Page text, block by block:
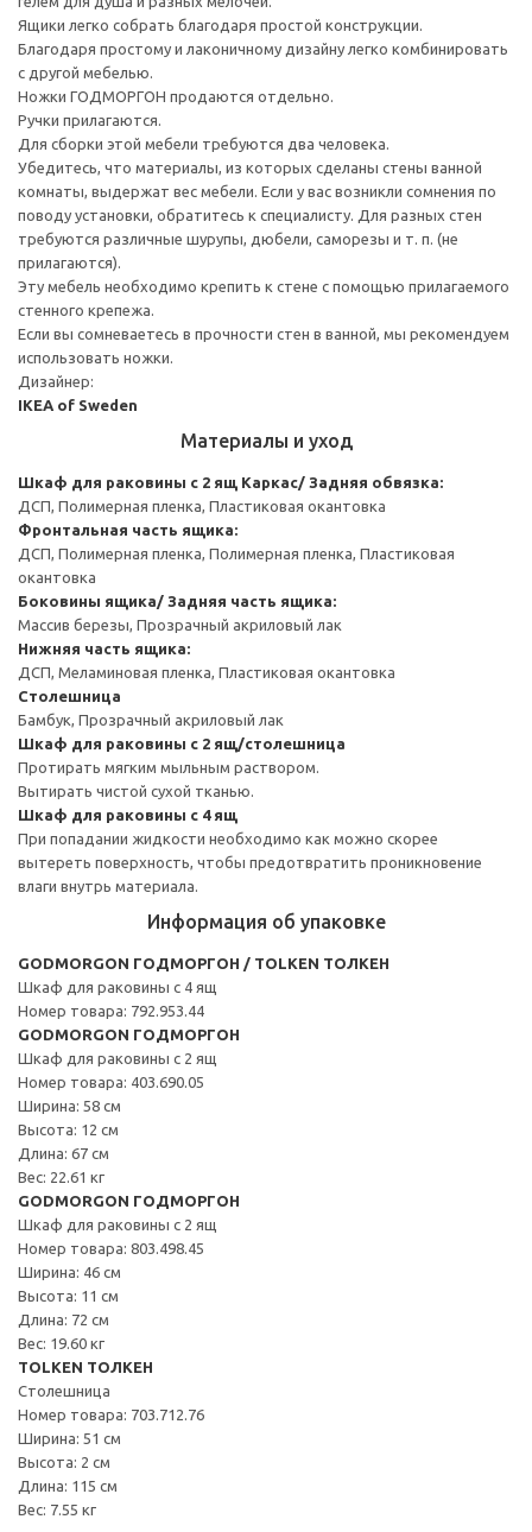
Ящики легко собрать благодаря простой конструкции.
Благодаря простому и лаконичному дизайну легко комбинировать
с другой мебелью.
Ножки ГОДМОРГОН продаются отдельно.
Ручки прилагаются.
Для сборки этой мебели требуются два человека.
Убедитесь, что материалы, из которых сделаны стены ванной
комнаты, выдержат вес мебели. Если у вас возникли сомнения по
поводу установки, обратитесь к специалисту. Для разных стен
требуются различные шурупы, дюбели, саморезы и т. п. (не
прилагаются).
Эту мебель необходимо крепить к стене с помощью прилагаемого
стенного крепежа.
Если вы сомневаетесь в прочности стен в ванной, мы рекомендуем
использовать ножки.
Дизайнер:
IKEA of Sweden
Материалы и уход
Шкаф для раковины с 2 ящ Каркас/ Задняя обвязка:
ДСП, Полимерная пленка, Пластиковая окантовка
Фронтальная часть ящика:
ДСП, Полимерная пленка, Полимерная пленка, Пластиковая
окантовка
Боковины ящика/ Задняя часть ящика:
Массив березы, Прозрачный акриловый лак
Нижняя часть ящика:
ДСП, Меламиновая пленка, Пластиковая окантовка
Столешница
Бамбук, Прозрачный акриловый лак
Шкаф для раковины с 2 ящ/столешница
Протирать мягким мыльным раствором.
Вытирать чистой сухой тканью.
Шкаф для раковины с 4 ящ
При попадании жидкости необходимо как можно скорее
вытереть поверхность, чтобы предотвратить проникновение
влаги внутрь материала.
Информация об упаковке
GODMORGON ГОДМОРГОН / TOLKEN ТОЛКЕН
Шкаф для раковины с 4 ящ
Номер товара: 792.953.44
GODMORGON ГОДМОРГОН
Шкаф для раковины с 2 ящ
Номер товара: 403.690.05
Ширина: 58 см
Высота: 12 см
Длина: 67 см
Вес: 22.61 кг
GODMORGON ГОДМОРГОН
Шкаф для раковины с 2 ящ
Номер товара: 803.498.45
Ширина: 46 см
Высота: 11 см
Длина: 72 см
Вес: 19.60 кг
TOLKEN ТОЛКЕН
Столешница
Номер товара: 703.712.76
Ширина: 51 см
Высота: 2 см
Длина: 115 см
Вес: 7.55 кг